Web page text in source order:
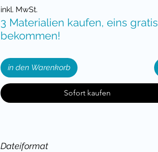
inkl. MwSt.
3 Materialien kaufen, eins gratis
bekommen!
in den Warenkorb
Sofort kaufen
Dateiformat